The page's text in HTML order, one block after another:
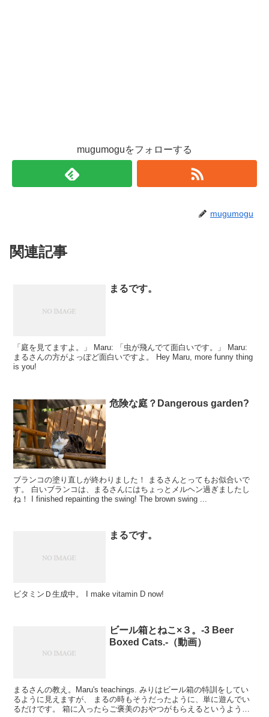
mugumoguをフォローする
mugumogu
関連記事
まるです。
「庭を見てますよ。」 Maru: 「虫が飛んでて面白いです。」 Maru:
まるさんの方がよっぽど面白いですよ。 Hey Maru, more funny thing
is you!
危険な庭？Dangerous garden?
ブランコの塗り直しが終わりました！ まるさんとってもお似合いで
す。 白いブランコは、まるさんにはちょっとメルヘン過ぎましたし
ね！ I finished repainting the swing! The brown swing ...
まるです。
ビタミンＤ生成中。 I make vitamin D now!
ビール箱とねこ×３。-3 Beer
Boxed Cats.-（動画）
まるさんの教え。Maru's teachings. みりはビール箱の特訓をしてい
るように見えますが、 まるの時もそうだったように、単に遊んでい
るだけです。 箱に入ったらご褒美のおやつがもらえるというような